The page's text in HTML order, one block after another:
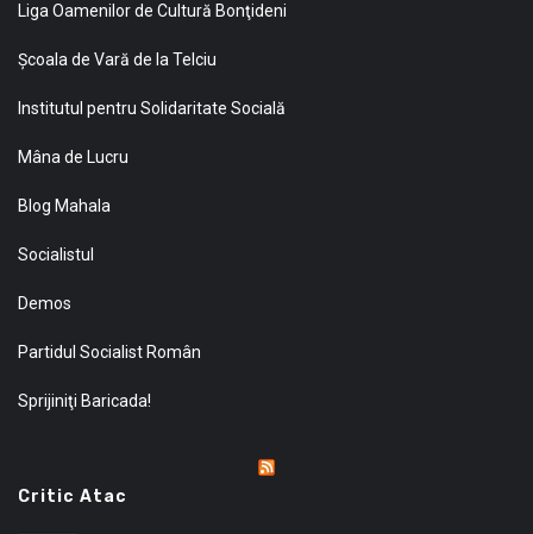
Liga Oamenilor de Cultură Bonţideni
Şcoala de Vară de la Telciu
Institutul pentru Solidaritate Socială
Mâna de Lucru
Blog Mahala
Socialistul
Demos
Partidul Socialist Român
Sprijiniţi Baricada!
Critic Atac